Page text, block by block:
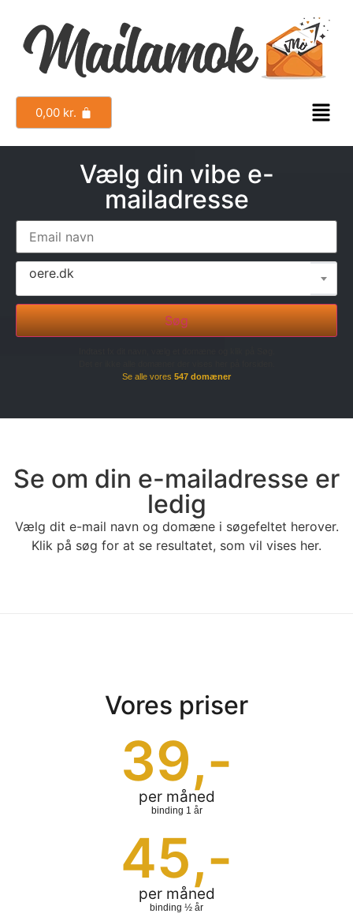
0,00 kr.
Vælg din vibe e-
mailadresse
oere.dk
Søg
Se alle vores 547 domæner
Se om din e-mailadresse er
ledig
Vælg dit e-mail navn og domæne i søgefeltet herover.
Klik på søg for at se resultatet, som vil vises her.
Vores priser
per måned
39,-
binding 1 år
per måned
45,-
binding ½ år